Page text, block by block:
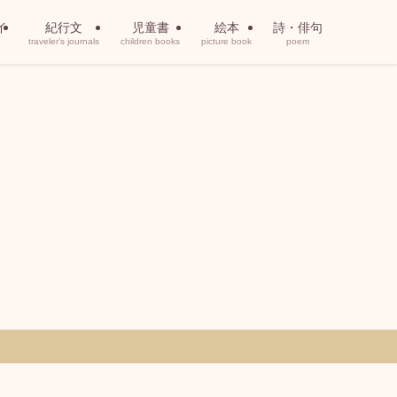
紀行文
traveler’s journals
児童書
children books
絵本
picture book
詩・俳句
poem